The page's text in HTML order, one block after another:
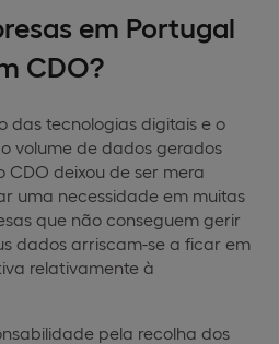
em Portugal
CDO?
das tecnologias digitais e o
volume de dados gerados
deixou de ser mera
uma necessidade em muitas
que não conseguem gerir
dados arriscam-se a ficar em
relativamente à
pela recolha dos